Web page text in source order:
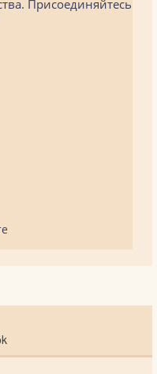
Присоединяйтесь